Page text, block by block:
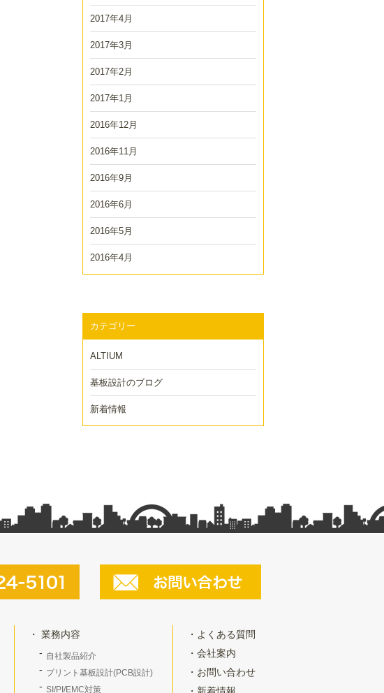
2017年4月
2017年3月
2017年2月
2017年1月
2016年12月
2016年11月
2016年9月
2016年6月
2016年5月
2016年4月
カテゴリー
ALTIUM
基板設計のブログ
新着情報
業務内容
自社製品紹介
プリント基板設計(PCB設計)
SI/PI/EMC対策
よくある質問
会社案内
お問い合わせ